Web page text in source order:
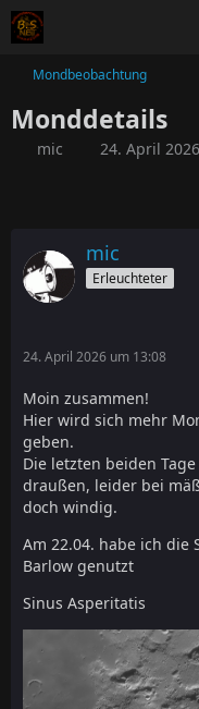
Mondbeobachtung
Monddetails
mic 24. April
mic
Erleuchteter
24. April 2026 um 13:08
Moin zusammen!
Hier wird sich mehr
geben.
Die letzten beiden
draußen, leider bei
doch windig.
Am 22.04. habe ich die
Barlow genutzt
Sinus Asperitatis